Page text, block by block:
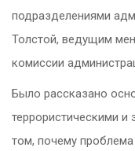
подразделениями
Толстой, ведущим
комиссии
Было рассказано
террористическими и
том, почему проблема